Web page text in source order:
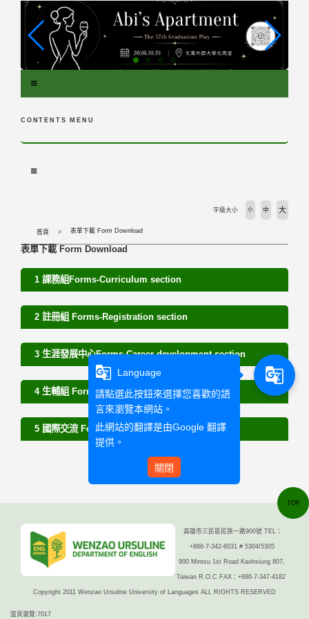
CONTENTS MENU
首頁 表單下載 Form Download
字級大小 小 中 大
表單下載 Form Download
1 課務組Forms-Curriculum section
2 註冊組 Forms-Registration section
3 生涯發展中心Forms-Career development section
4 生輔組 Forms-Student assistance section
5 國際交流 Forms-International Excharge
高雄市三民區民族一路900號 TEL：
+886-7-342-6031 # 5304/5305
900 Mintsu 1st Road Kaohsiung 807,
Taiwan R.O.C FAX：+886-7-347-4182
Copyright 2011 Wenzao Ursuline University of Languages ALL RIGHTS RESERVED
當頁瀏覽:7017
TOP
g_translate
Language
請點選此按鈕來選擇您喜歡的語
言來瀏覽本網站。
此網站的翻譯是由Google 翻譯
提供。
關閉
g_translate